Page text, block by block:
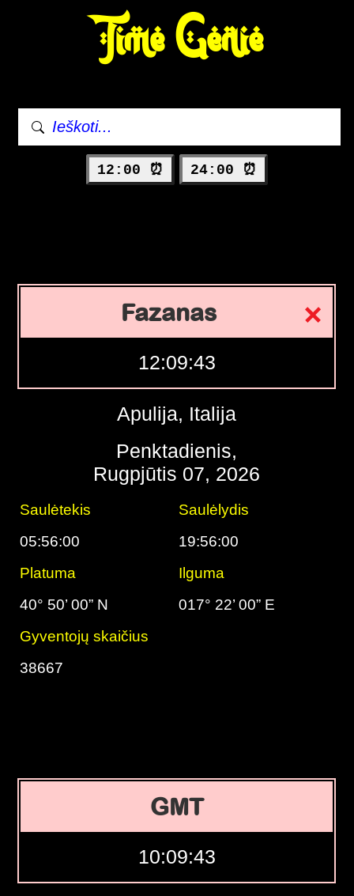
Time Genie
12:00 ⏰ 24:00 ⏰
Fazanas
12:09:44
Apulija, Italija
Penktadienis,
Rugpjūtis 07, 2026
Saulėtekis
Saulėlydis
05:56:00
19:56:00
Platuma
Ilguma
40° 50’ 00” N
017° 22’ 00” E
Gyventojų skaičius
38667
GMT
10:09:44